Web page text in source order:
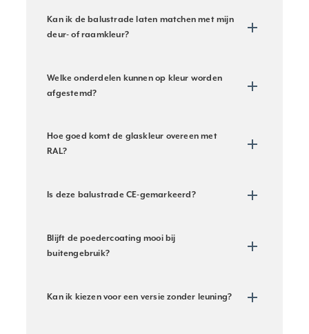
Kan ik de balustrade laten matchen met mijn
deur- of raamkleur?
Welke onderdelen kunnen op kleur worden
afgestemd?
Hoe goed komt de glaskleur overeen met
RAL?
Is deze balustrade CE-gemarkeerd?
Blijft de poedercoating mooi bij
buitengebruik?
Kan ik kiezen voor een versie zonder leuning?